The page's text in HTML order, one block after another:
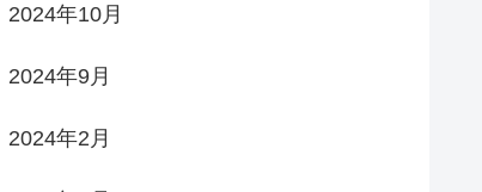
2024年10月
2024年9月
2024年2月